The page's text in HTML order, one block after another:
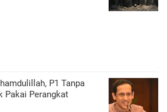
P1 Tanpa
Pakai Perangkat